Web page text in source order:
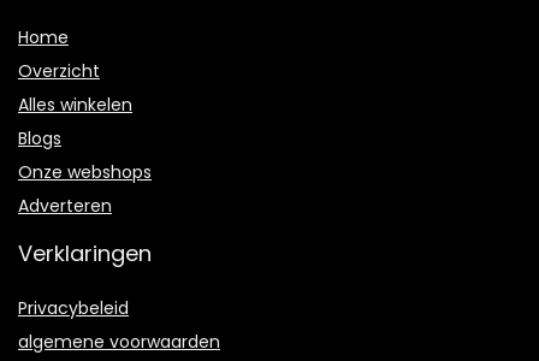
Home
Overzicht
Alles winkelen
Blogs
Onze webshops
Adverteren
Verklaringen
Privacybeleid
algemene voorwaarden